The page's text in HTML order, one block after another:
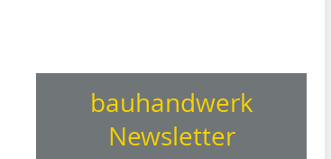
bauhandwerk
Newsletter